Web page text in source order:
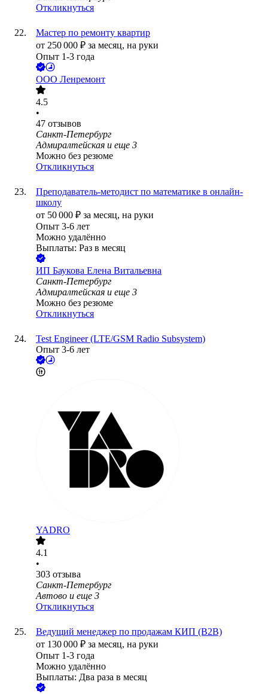
Откликнуться
Мастер по ремонту квартир
от 250 000 ₽ за месяц, на руки
Опыт 1-3 года
ООО Ленремонт
4.5
•
47 отзывов
Санкт-Петербург
Адмиралтейская и еще 3
Можно без резюме
Откликнуться
Преподаватель-методист по математике в онлайн-
школу
от 50 000 ₽ за месяц, на руки
Опыт 3-6 лет
Можно удалённо
Выплаты: Раз в месяц
ИП Баукова Елена Витальевна
Санкт-Петербург
Адмиралтейская и еще 3
Можно без резюме
Откликнуться
Test Engineer (LTE/GSM Radio Subsystem)
Опыт 3-6 лет
YADRO
4.1
•
303 отзыва
Санкт-Петербург
Автово и еще 3
Откликнуться
Ведущий менеджер по продажам КИП (B2B)
от 130 000 ₽ за месяц, на руки
Опыт 1-3 года
Можно удалённо
Выплаты: Два раза в месяц